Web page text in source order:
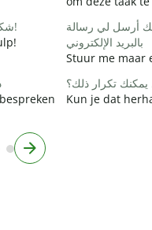
شكرا لك على مساعدتك!
أرسل لي رسالة
بالبريد الإلكتروني
Stuur me maar
تكرار ذلك؟
Kun je dat